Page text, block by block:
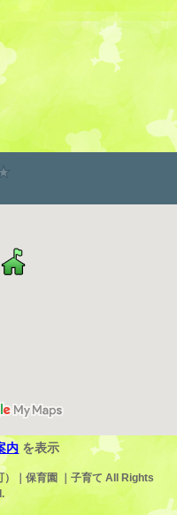
内 を表示
｜保育園 ｜子育て All Rights